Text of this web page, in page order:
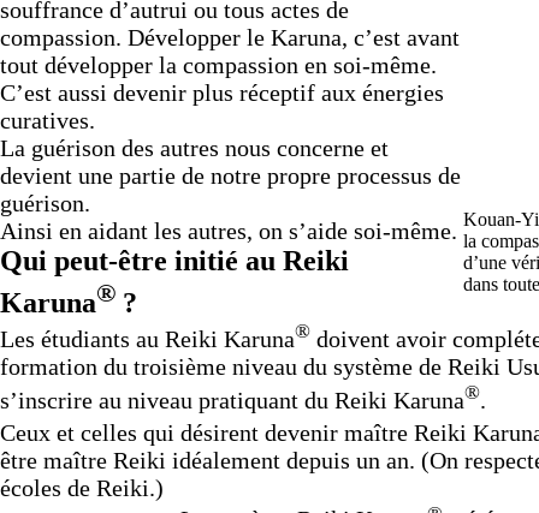
Kouan-
la
d’une
dans
souffrance d’autrui ou tous actes de
compassion. Développer le Karuna, c’est avant
tout développer la compassion en soi-même.
C’est aussi devenir plus réceptif aux énergies
curatives.
La guérison des autres nous concerne et
devient une partie de notre propre processus de
guérison.
Ainsi en aidant les autres, on s’aide soi-même.
Qui peut-être initié au Reiki
Karuna® ?
Les étudiants au Reiki Karuna® doivent avoir
formation du troisième niveau du système de Reiki
s’inscrire au niveau pratiquant du Reiki Karuna®
Ceux et celles qui désirent devenir maître Reiki
être maître Reiki idéalement depuis un an. (On
écoles de Reiki.)